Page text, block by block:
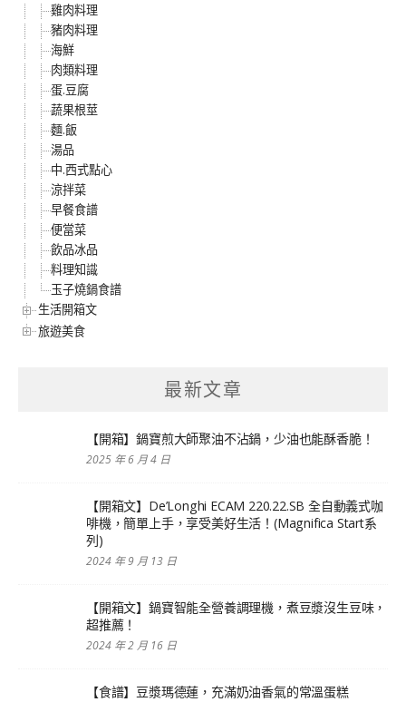
雞肉料理
豬肉料理
海鮮
肉類料理
蛋.豆腐
蔬果根莖
麵.飯
湯品
中.西式點心
涼拌菜
早餐食譜
便當菜
飲品冰品
料理知識
玉子燒鍋食譜
生活開箱文
旅遊美食
最新文章
【開箱】鍋寶煎大師聚油不沾鍋，少油也能酥香脆！
2025 年 6 月 4 日
【開箱文】De’Longhi ECAM 220.22.SB 全自動義式咖
啡機，簡單上手，享受美好生活！(Magnifica Start系
列)
2024 年 9 月 13 日
【開箱文】鍋寶智能全營養調理機，煮豆漿沒生豆味，
超推薦！
2024 年 2 月 16 日
【食譜】豆漿瑪德蓮，充滿奶油香氣的常溫蛋糕